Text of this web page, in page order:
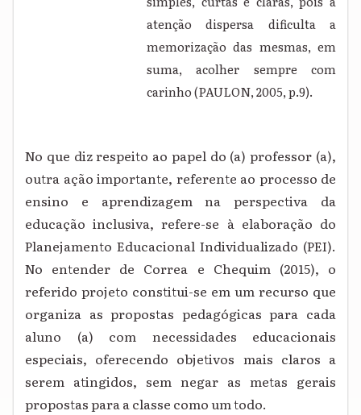
atenção dispersa dificulta a
memorização das mesmas, em
suma, acolher sempre com
carinho (PAULON, 2005, p.9).
No que diz respeito ao papel do (a) professor (a),
outra ação importante, referente ao processo de
ensino e aprendizagem na perspectiva da
educação inclusiva, refere-se à elaboração do
Planejamento Educacional Individualizado (PEI).
No entender de Correa e Chequim (2015), o
referido projeto constitui-se em um recurso que
organiza as propostas pedagógicas para cada
aluno (a) com necessidades educacionais
especiais, oferecendo objetivos mais claros a
serem atingidos, sem negar as metas gerais
propostas para a classe como um todo.